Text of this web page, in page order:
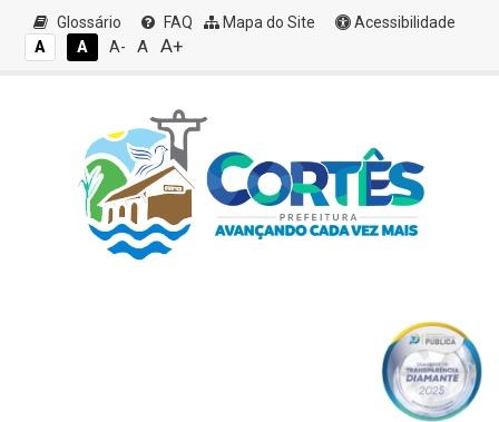
Glossário FAQ Mapa do Site
Acessibilidade
A
A A- A A+